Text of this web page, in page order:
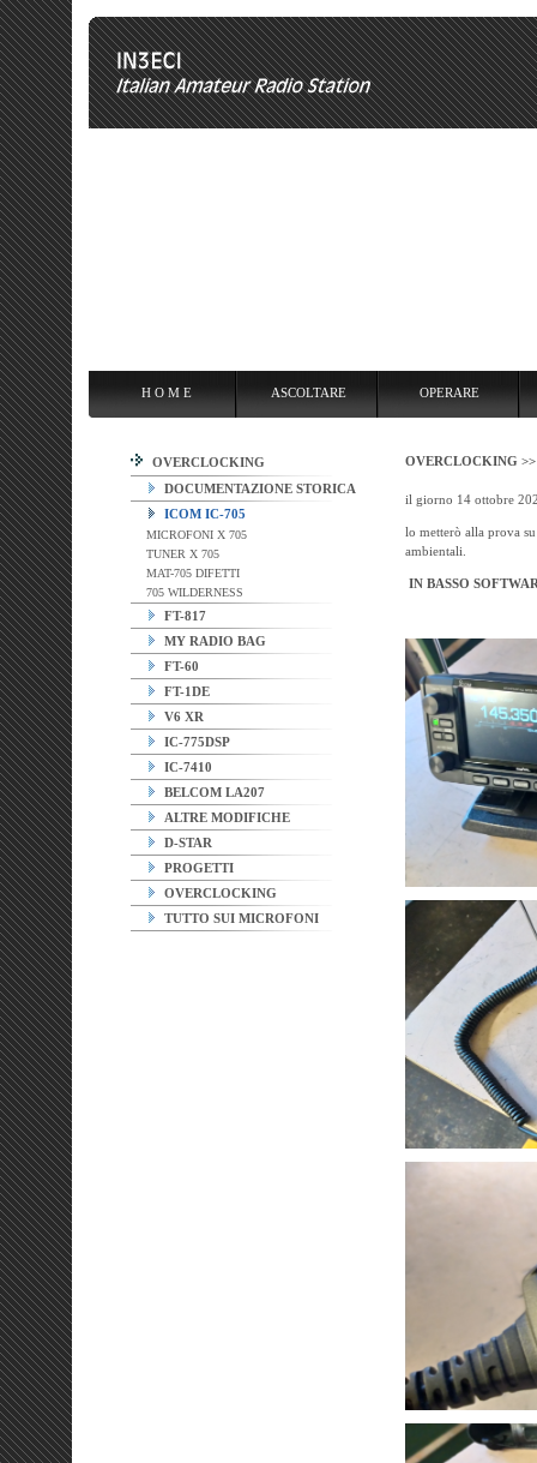
OVERCLOCKING
DOCUMENTAZIONE STORICA
ICOM IC-705
MICROFONI X 705
TUNER X 705
MAT-705 DIFETTI
705 WILDERNESS
FT-817
MY RADIO BAG
FT-60
FT-1DE
V6 XR
IC-775DSP
IC-7410
BELCOM LA207
ALTRE MODIFICHE
D-STAR
PROGETTI
OVERCLOCKING
TUTTO SUI MICROFONI
OVERCLOCKING
il giorno 14 ottobre
lo metterò alla prova
ambientali.
IN BASSO
H O M E ASCOLTARE OPERARE